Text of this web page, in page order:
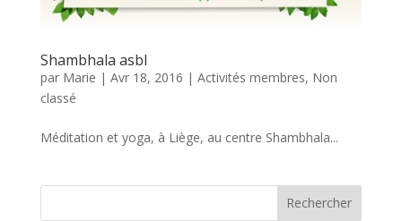
Shambhala asbl
par Marie | Avr 18, 2016 | Activités membres, Non
classé
Méditation et yoga, à Liège, au centre Shambhala...